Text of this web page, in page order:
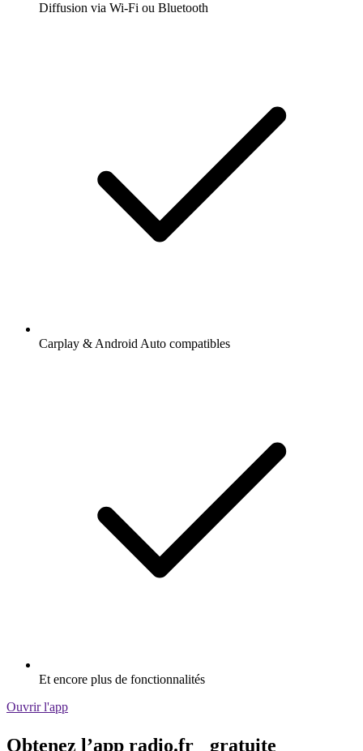
Diffusion via Wi-Fi ou Bluetooth
Carplay & Android Auto compatibles
Et encore plus de fonctionnalités
Ouvrir l'app
Obtenez l’app radio.fr gratuite